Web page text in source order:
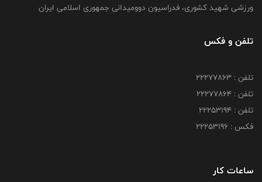
ورزشی شهید کشوری، فدراسیون دوومیدانی جمهوری اسلامی ایران
تلفن و فکس
تلفن : 22277863
تلفن : 22277864
تلفن : 22253194
فکس : 22253196
ساعات کار